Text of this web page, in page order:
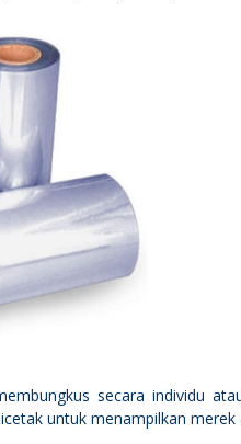
secara individu
untuk menampilkan